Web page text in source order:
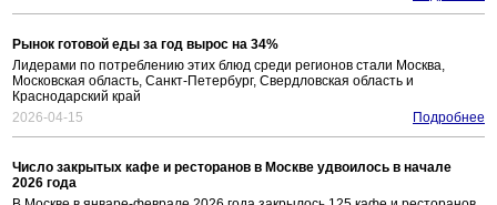
Рынок готовой еды за год вырос на 34%
Лидерами по потреблению этих блюд среди регионов стали Москва,
Московская область, Санкт-Петербург, Свердловская область и
Краснодарский край
2026-04-15
Подробнее
Число закрытых кафе и ресторанов в Москве удвоилось в начале
2026 года